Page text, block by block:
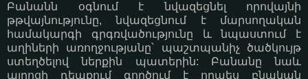
Բանանն օգնում է նվազեցնել որովայնի
թթվայնությունը, նվազեցնում է մարսողական
համակարգի գրգռվածությունը և նպաստում է
աղիների առողջությանը՝ պաշտպանիչ ծածկույթ
ստեղծելով ներքին պատերին: Բանանը նաև
այրոցի դեպքում գործում է որպես բնական